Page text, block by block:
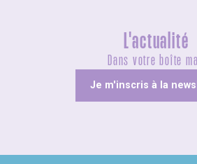
L'actualité
Dans votre boîte
Je m'inscris à la